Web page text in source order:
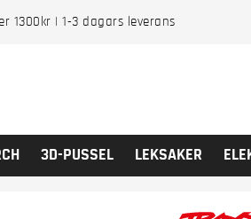
1300kr | 1-3 dagars leverans
3D-PUSSEL LEKSAKER